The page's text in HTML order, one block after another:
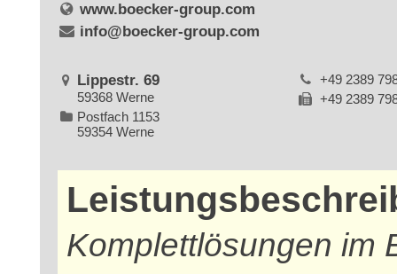
www.boecker-group.com
info@boecker-group.com
Lippestr. 69
59368 Werne
Postfach 1153
59354 Werne
+49 2389
+49 2389
Komplettlösungen im